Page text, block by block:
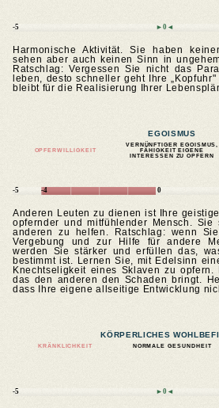
-5 ►0◄
Harmonische Aktivität. Sie haben
sehen aber auch keinen Sinn in
Ratschlag: Vergessen Sie nicht das
leben, desto schneller geht Ihre
bleibt für die Realisierung Ihrer
EGOISMUS
OPFERWILLIGKEIT
VERNÜNFTIGER EGOISMUS,
FÄHIGKEIT EIGENE
INTERESSEN ZU OPFERN
-5 -4 0
Anderen Leuten zu dienen ist Ihre
opfernder und mitfühlender Mensch.
anderen zu helfen. Ratschlag: wenn
Vergebung und zur Hilfe für andere
werden Sie stärker und erfüllen das,
bestimmt ist. Lernen Sie, mit Edelsinn
Knechtseligkeit eines Sklaven zu
das den anderen den Schaden bringt.
dass Ihre eigene allseitige Entwicklung
KÖRPERLICHES
KRÄNKLICHKEIT NORMALE GESUNDHEIT
-5 ►0◄